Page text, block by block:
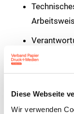
Diese Webseite
Wir verwenden
und